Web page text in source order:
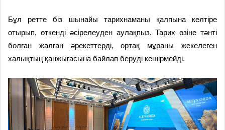
Бұл ретте біз шынайы тарихнаманы қалпына келтіре
отырып, өткенді әсірелеуден аулақпыз. Тарих өзіне тәнті
болған жалған әрекеттерді, ортақ мұраны жекелеген
халықтың қанжығасына байлап беруді кешірмейді.